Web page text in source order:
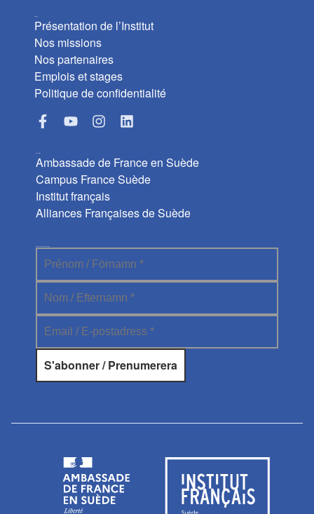
Présentation de l’Institut
Nos missions
Nos partenaires
Emplois et stages
Politique de confidentialité
Ambassade de France en Suède
Campus France Suède
Institut français
Alliances Françaises de Suède